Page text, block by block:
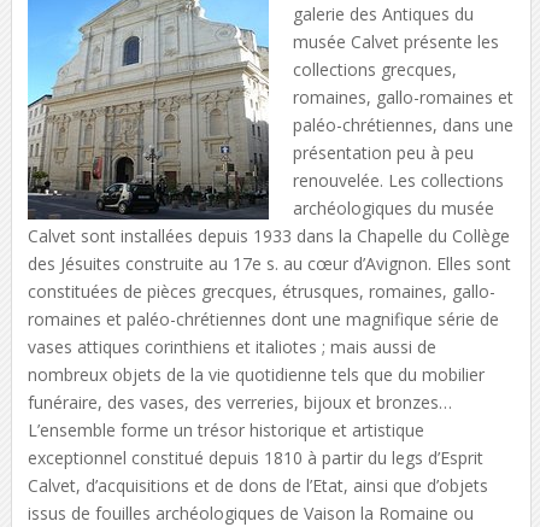
galerie des Antiques du
musée Calvet présente les
collections grecques,
romaines, gallo-romaines et
paléo-chrétiennes, dans une
présentation peu à peu
renouvelée. Les collections
archéologiques du musée
Calvet sont installées depuis 1933 dans la Chapelle du Collège
des Jésuites construite au 17e s. au cœur d’Avignon. Elles sont
constituées de pièces grecques, étrusques, romaines, gallo-
romaines et paléo-chrétiennes dont une magnifique série de
vases attiques corinthiens et italiotes ; mais aussi de
nombreux objets de la vie quotidienne tels que du mobilier
funéraire, des vases, des verreries, bijoux et bronzes…
L’ensemble forme un trésor historique et artistique
exceptionnel constitué depuis 1810 à partir du legs d’Esprit
Calvet, d’acquisitions et de dons de l’Etat, ainsi que d’objets
issus de fouilles archéologiques de Vaison la Romaine ou